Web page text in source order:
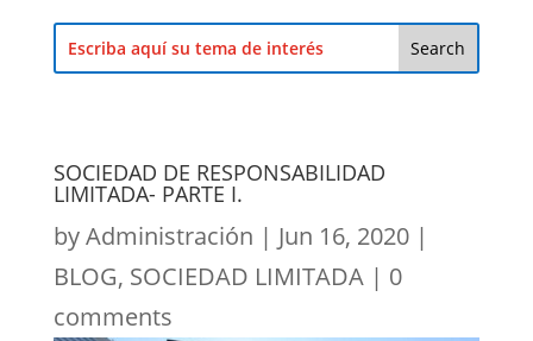
SOCIEDAD DE RESPONSABILIDAD
LIMITADA- PARTE I.
byAdministración | Jun 16, 2020|
BLOG, SOCIEDAD LIMITADA| 0
comments